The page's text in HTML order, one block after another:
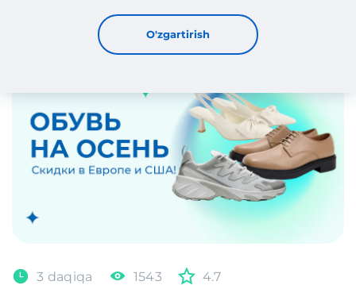
O'zgartirish
3 daqiqa 1543 4.7